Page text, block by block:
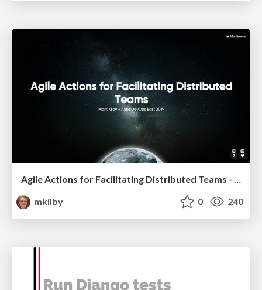
Agile Actions for Facilitating Distributed Teams - ADO2019
mkilby
0 240